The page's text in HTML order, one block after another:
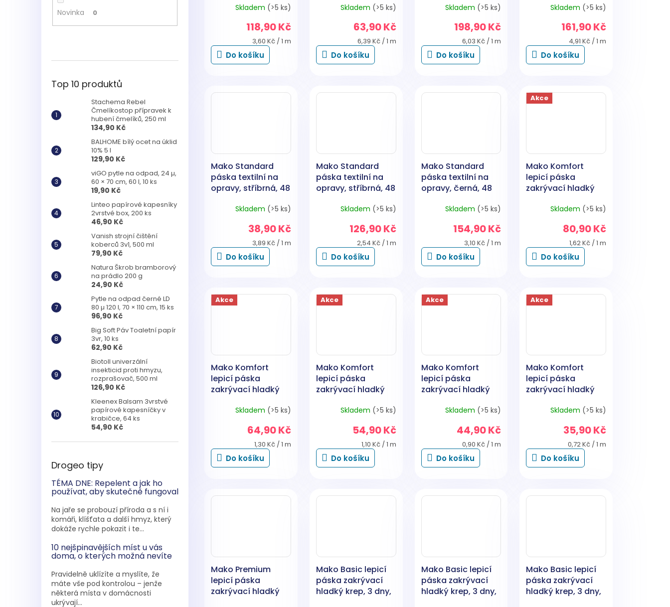
Novinka 0
Top 10 produktů
Stachema Rebel
Čmelíkostop přípravek k
hubení čmelíků, 250 ml
134,90 Kč
BALHOME bílý ocet na úklid
10% 5 l
129,90 Kč
viGO pytle na odpad, 24 µ,
60 × 70 cm, 60 l, 10 ks
19,90 Kč
Linteo papírové kapesníky
2vrstvé box, 200 ks
46,90 Kč
Vanish strojní čištění
koberců 3v1, 500 ml
79,90 Kč
Natura Škrob bramborový
na prádlo 200 g
24,90 Kč
Pytle na odpad černé LD
80 µ 120 l, 70 × 110 cm, 15 ks
96,90 Kč
Big Soft Páv Toaletní papír
3vr, 10 ks
62,90 Kč
Biotoll univerzální
insekticid proti hmyzu,
rozprašovač, 500 ml
126,90 Kč
Kleenex Balsam 3vrstvé
papírové kapesníčky v
krabičce, 64 ks
54,90 Kč
Drogeo tipy
TÉMA DNE: Repelent a jak ho
používat, aby skutečně fungoval
Na jaře se probouzí příroda a s ní i
komáři, klíšťata a další hmyz, který
dokáže rychle pokazit i te...
10 nejšpinavějších míst u vás
doma, o kterých možná nevíte
Pravidelně uklízíte a myslíte, že
máte vše pod kontrolou – jenže
některá místa v domácnosti
ukrývají...
týdnů, šířka 38 mm,
Skladem (>5 ks)
118,90 Kč
Měrná
cena:
3,60 Kč / 1 m
Do košíku
Skladem (>5 ks)
63,90 Kč
Měrná
cena:
6,39 Kč / 1 m
Do košíku
Skladem (>5 ks)
198,90 Kč
Měrná
cena:
6,03 Kč / 1 m
Do košíku
Skladem (>5 ks)
161,90 Kč
Měrná
cena:
4,91 Kč / 1 m
Do košíku
Mako Standard
páska textilní na
opravy, stříbrná, 48
Skladem (>5 ks)
38,90 Kč
Měrná
cena:
3,89 Kč / 1 m
Do košíku
Mako Standard
páska textilní na
opravy, stříbrná, 48
Skladem (>5 ks)
126,90 Kč
Měrná
cena:
2,54 Kč / 1 m
Do košíku
Mako Standard
páska textilní na
opravy, černá, 48
Skladem (>5 ks)
154,90 Kč
Měrná
cena:
3,10 Kč / 1 m
Do košíku
Akce
Mako Komfort
lepicí páska
zakrývací hladký
°C, 50 mm × 50 m
Skladem (>5 ks)
80,90 Kč
Měrná
cena:
1,62 Kč / 1 m
Do košíku
Akce
Mako Komfort
lepicí páska
zakrývací hladký
°C, 38 mm × 50 m
Skladem (>5 ks)
64,90 Kč
Měrná
cena:
1,30 Kč / 1 m
Do košíku
Akce
Mako Komfort
lepicí páska
zakrývací hladký
°C, 30 mm × 50 m
Skladem (>5 ks)
54,90 Kč
Měrná
cena:
1,10 Kč / 1 m
Do košíku
Akce
Mako Komfort
lepicí páska
zakrývací hladký
°C, 25 mm × 50 m
Skladem (>5 ks)
44,90 Kč
Měrná
cena:
0,90 Kč / 1 m
Do košíku
Akce
Mako Komfort
lepicí páska
zakrývací hladký
°C, 19 mm × 50 m
Skladem (>5 ks)
35,90 Kč
Měrná
cena:
0,72 Kč / 1 m
Do košíku
Mako Premium
lepicí páska
zakrývací hladký
Mako Basic lepicí
páska zakrývací
hladký krep, 3 dny,
Mako Basic lepicí
páska zakrývací
hladký krep, 3 dny,
Mako Basic lepicí
páska zakrývací
hladký krep, 3 dny,